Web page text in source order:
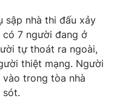
sập nhà thi đấu xảy
có 7 người đang ở
tự thoát ra ngoài,
thiệt mạng. Người
trong tòa nhà
sót.